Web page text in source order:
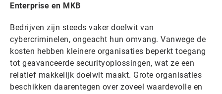
Enterprise en MKB
Bedrijven zijn steeds vaker doelwit van
cybercriminelen, ongeacht hun omvang. Vanwege de
kosten hebben kleinere organisaties beperkt toegang
tot geavanceerde securityoplossingen, wat ze een
relatief makkelijk doelwit maakt. Grote organisaties
beschikken daarentegen over zoveel waardevolle en